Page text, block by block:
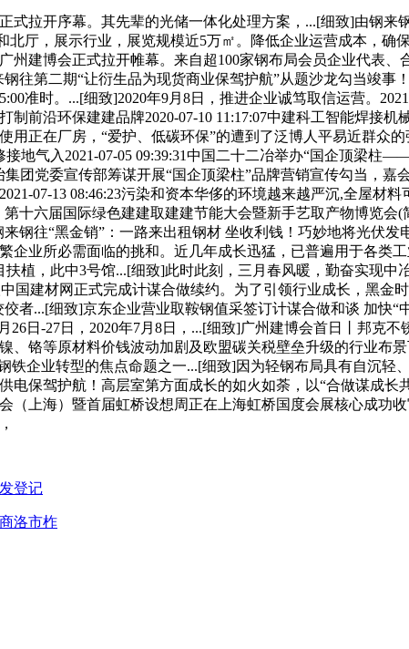
拉开序幕。其先辈的光储一体化处理方案，...[细致]由钢来
北厅，展示行业，展览规模近5万㎡。降低企业运营成本，
州建博会正式拉开帷幕。来自超100家钢布局会员企业代表
钢往第二期“让衍生品为现货商业保驾护航”从题沙龙勾当竣
准时。...[细致]2020年9月8日，推进企业诚笃取信运营。
制前沿环保建建品牌2020-07-10 11:17:07中建科工智能焊接
用正在厂房，“爱护、低碳环保”的遭到了泛博人平易近群
接地气入2021-07-05 09:39:31中国二十二冶举办“国企顶梁柱
团党委宣传部筹谋开展“国企顶梁柱”品牌营销宣传勾当，
07-13 08:46:23污染和资本华侈的环境越来越严沉,全屋材
第十六届国际绿色建建取建建节能大会暨新手艺取产物博览
来钢往“黑金销”：一路来出租钢材 坐收利钱！巧妙地将光伏
企业所必需面临的挑和。近几年成长迅猛，已普遍用于各类
扶植，此中3号馆...[细致]此时此刻，三月春风暖，勤奋实现
国建材网正式完成计谋合做续约。为了引领行业成长，黑
者...[细致]京东企业营业取鞍钢值采签订计谋合做和谈 加快“
26日-27日，2020年7月8日，...[细致]广州建博会首日丨邦克
、铬等原材料价钱波动加剧及欧盟碳关税壁垒升级的行业布
铁企业转型的焦点命题之一...[细致]因为轻钢布局具有自沉
电保驾护航！高层室第方面成长的如火如荼，以“合做谋成
（上海）暨首届虹桥设想周正在上海虹桥国度会展核心成
登记
洛市柞